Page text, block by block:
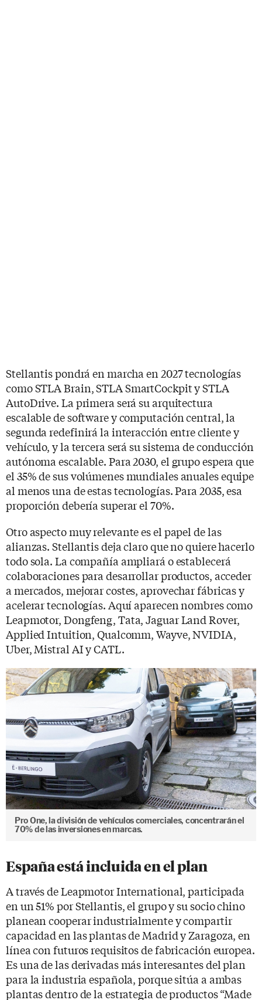
Stellantis pondrá en marcha en 2027 tecnologías
como STLA Brain, STLA SmartCockpit y STLA
AutoDrive. La primera será su arquitectura
escalable de software y computación central, la
segunda redefinirá la interacción entre cliente y
vehículo, y la tercera será su sistema de conducción
autónoma escalable. Para 2030, el grupo espera que
el 35% de sus volúmenes mundiales anuales equipe
al menos una de estas tecnologías. Para 2035, esa
proporción debería superar el 70%.
Otro aspecto muy relevante es el papel de las
alianzas. Stellantis deja claro que no quiere hacerlo
todo sola. La compañía ampliará o establecerá
colaboraciones para desarrollar productos, acceder
a mercados, mejorar costes, aprovechar fábricas y
acelerar tecnologías. Aquí aparecen nombres como
Leapmotor, Dongfeng, Tata, Jaguar Land Rover,
Applied Intuition, Qualcomm, Wayve, NVIDIA,
Uber, Mistral AI y CATL.
Pro One, la división de vehículos comerciales, concentrarán el
70% de las inversiones en marcas.
España está incluida en el plan
A través de Leapmotor International, participada
en un 51% por Stellantis, el grupo y su socio chino
planean cooperar industrialmente y compartir
capacidad en las plantas de Madrid y Zaragoza, en
línea con futuros requisitos de fabricación europea.
Es una de las derivadas más interesantes del plan
para la industria española, porque sitúa a ambas
plantas dentro de la estrategia de productos “Made